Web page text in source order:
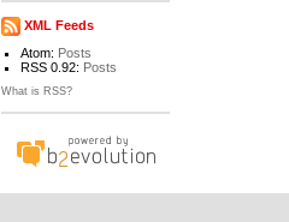
XML Feeds
Atom: Posts
RSS 0.92: Posts
What is RSS?